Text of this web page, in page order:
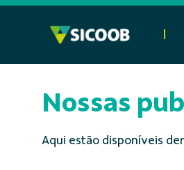
Nossas
Aqui estão disponíveis